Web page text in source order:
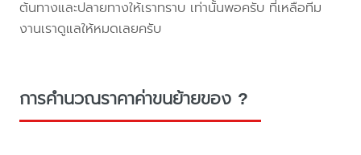
ต้นทางและปลายทางให้เราทราบ เท่านั้นพอครับ ที่เหลือทีม
งานเราดูแลให้หมดเลยครับ
การคำนวณราคาค่าขนย้ายของ ?